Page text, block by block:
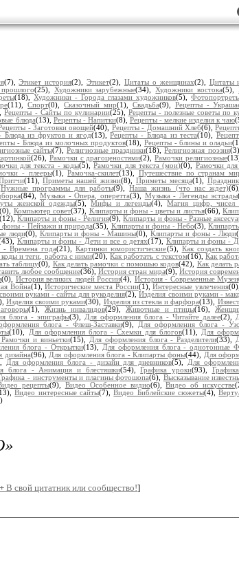
(7),Этикет история(2),Этикет(2), Цитаты о женщинах(2), Цитаты
(25), Художники зарубежные(34),Художники востока(5),
(18), Художники - Города глазами художников(5),
(11),Спорт(0), Сказочный мир(1), Свадьба(9), Рецепты -
Рецепты - Сайты по кулинарии(25), Рецепты - полезные советы по
блюда(13), Рецепты - Напитки(8), Рецепты - мелкие изделия к чаю
- Заготовки овощей(40), Рецепты - Домашний Хлеб(6),
Блюда из фруктов и ягод(13),Рецепты - Блюда из теста(10),
- Блюда из молочных продуктов(18),Рецепты - блины и оладьи
сайты(7),Религиозные праздники(18),Религиозная поэзия
(26), Рамочки с драгоценостями(2),Рамочки религиозные
для текста - коды(5),Рамочки для текста (мои)(0), Рамочки для
- плееры(1),Рамочка-скилет(13), Путешествие по странам
(11),Приметы нашей жизни(8), Приметы месяца(1),
Нужные программы для работы(9),Наша жизнь (что нас ждет)
(84), Музыка - Опера, оперетта(3), Музыка - Легенды эстрады
женской одежды(5),Мифы и легенды(4),Магия цифр, чисел
(0), Компьютер совет(37), Клипарты и фоны - цветы и листья(66),
(12),Клипарты и фоны - Религия(9),Клипарты и фоны - Разные
фоны - Пейзажи и природа(35), Клипарты и фоны - Небо(3),
люди(0), Клипарты и фоны - Машины(0),Клипарты и фоны - Люди
Клипарты и фоны - Дети и все о детях(17),Клипарты и фоны -
Времена года(21),Картинки юмористические(5), Как создать
коды и теги, работа с ними(20),Как работать с текстом(16),Как
таблицу(0), Как делать рамочки с помошью кодов(42), Как делать
любое сообщение(36), История стран мира(9), История
(0), История великих людей России(4), История - Современные Музеи
Война(1),Исторические места России(1),Интересные увлечения
руками - сайты для рукоделия(2),Изделия своими руками -
Изделия своими руками(30), Изделия из стекла и фарфора(13),
(1), Жизнь инвалидов(29), Животные и птицы(16),
блога - эпиграфы(3), Для оформления блога - Читайте далее(2),
блога - Флеш-Заставки(9), Для оформления блога -
(10), Для оформления блога - Схемки для блогов(11),
Для
и виньетки(15), Для оформления блога - Разделители(33),
блога - Открытки(13), Для оформления блога - однотонные
дизайна(96), Для оформления блога - Клипарты фоны(44),
Для
Для оформления блога - дизайн для дневников(5), Для
блога - Анимация и блестяшки(54),Графика уроки(93),
- инструменты и плагины фотошопа(6), Высказывание
рецепты(9), Видео Особенное видио(6),Видео об искусстве
Видео интересные сайты(7),Видео Библейские сюжеты(4),
+ В свой цитатник или сообщество!]